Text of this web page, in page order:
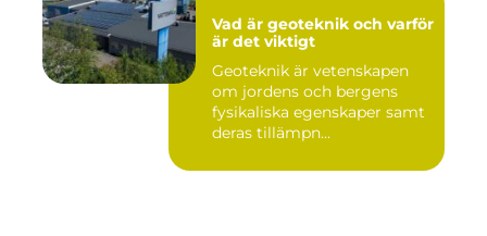
Vad är geoteknik och varför
är det viktigt
Geoteknik är vetenskapen
om jordens och bergens
fysikaliska egenskaper samt
deras tillämpn...